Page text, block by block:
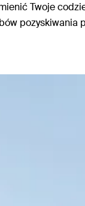
Twoje
pozyskiwania